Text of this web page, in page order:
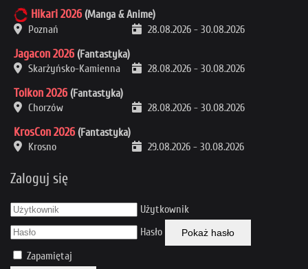
Hikari 2026 (Manga & Anime)
Poznań
28.08.2026 - 30.08.2026
Jagacon 2026 (Fantastyka)
Skarżyńsko-Kamienna
28.08.2026 - 30.08.2026
Tolkon 2026 (Fantastyka)
Chorzów
28.08.2026 - 30.08.2026
KrosCon 2026 (Fantastyka)
Krosno
29.08.2026 - 30.08.2026
Zaloguj się
Użytkownik
Hasło
Pokaż hasło
Zapamiętaj